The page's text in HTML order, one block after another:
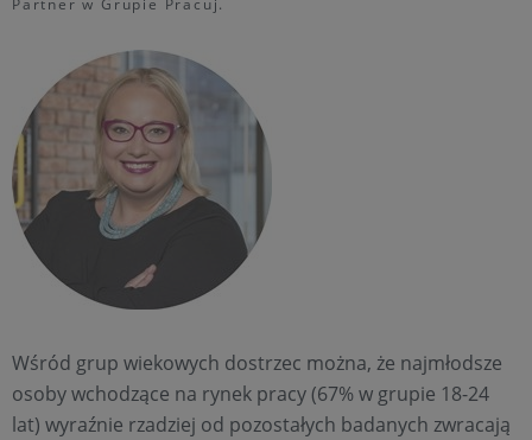
Partner w Grupie Pracuj.
Wśród grup wiekowych dostrzec można, że najmłodsze
osoby wchodzące na rynek pracy (67% w grupie 18-24
lat) wyraźnie rzadziej od pozostałych badanych zwracają